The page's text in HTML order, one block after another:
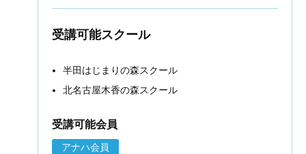
受講可能スクール
半田はじまりの森スクール
北名古屋木香の森スクール
受講可能会員
アナハ会員